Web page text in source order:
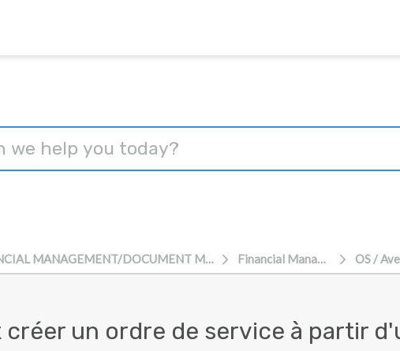
FINANCIAL MANAGEMENT/DOCUMENT MANAGEMENT Financial Management
créer un ordre de service à partir